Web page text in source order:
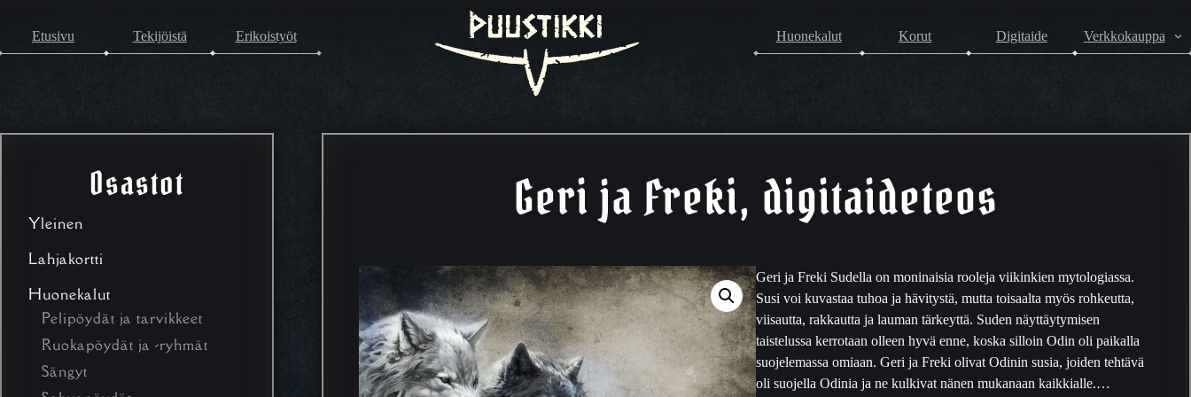
Etusivu Tekijöistä Erikoistyöt Huonekalut Korut Digitaide Verkkokauppa
Osastot
Yleinen
Lahjakortti
Huonekalut
Pelipöydät ja tarvikkeet
Ruokapöydät ja -ryhmät
Sängyt
Geri ja Freki, digitaideteos
Geri ja Freki Sudella on moninaisia rooleja viikinkien mytologiassa.
Susi voi kuvastaa tuhoa ja hävitystä, mutta toisaalta myös rohkeutta,
viisautta, rakkautta ja lauman tärkeyttä. Suden näyttäytymisen
taistelussa kerrotaan olleen hyvä enne, koska silloin Odin oli paikalla
suojelemassa omiaan. Geri ja Freki olivat Odinin susia, joiden tehtävä
oli suojella Odinia ja ne kulkivat nänen mukanaan kaikkialle.…